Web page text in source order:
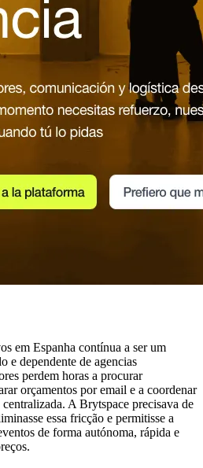
em Espanha contínua a ser um
e dependente de agencias
perdem horas a procurar
orçamentos por email e a coordenar
A Brytspace precisava de
essa fricção e permitisse a
de forma autónoma, rápida e